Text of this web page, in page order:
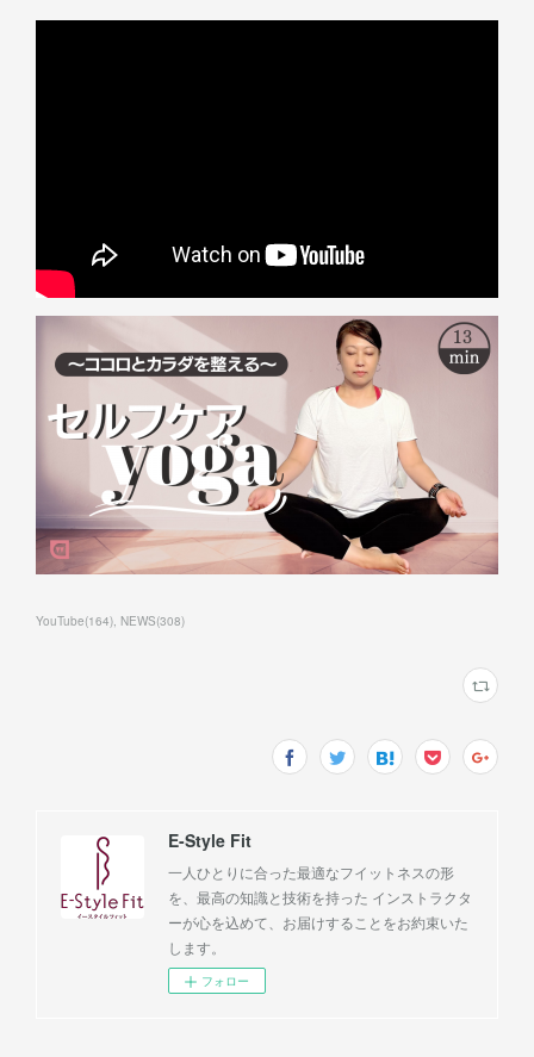
YouTube(164) NEWS(308)
E-Style Fit
一人ひとりに合った最適なフイットネスの形
を、最高の知識と技術を持った インストラクタ
ーが心を込めて、お届けすることをお約束いた
します。
フォロー